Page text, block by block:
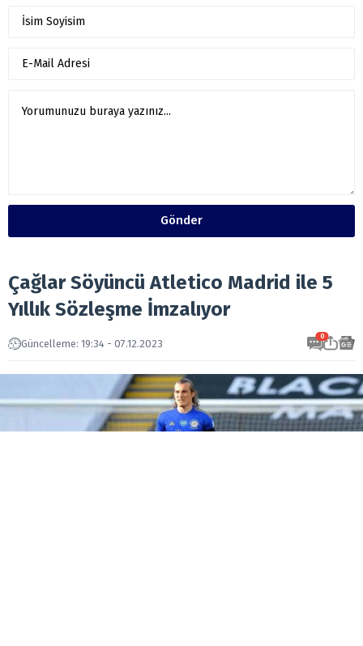
Gönder
Çağlar Söyüncü Atletico Madrid ile 5
Yıllık Sözleşme İmzalıyor
Güncelleme: 19:34 - 07.12.2023
0